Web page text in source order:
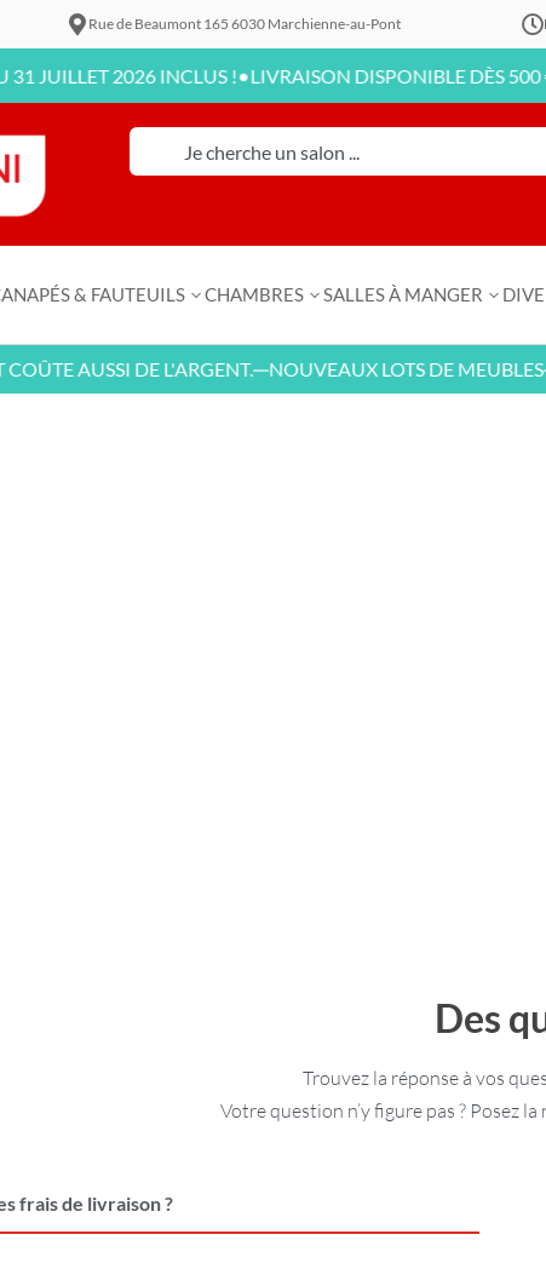
Rue de Beaumont 165 6030 Marchienne-au-Pont
2026 INCLUS !•LIVRAISON DISPONIBLE DÈS 500 €
& FAUTEUILS CHAMBRES SALLES À MANGER
AUSSI DE L'ARGENT.—NOUVEAUX LOTS DE MEUBLES—
Des
Trouvez la réponse à vos
Votre question n’y figure pas ? Posez
frais de livraison ?